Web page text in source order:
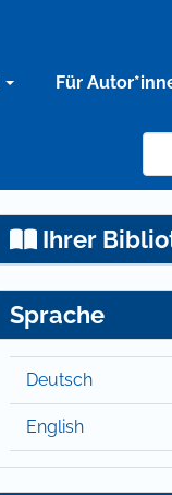
Für
Ihrer
Sprache
Deutsch
English